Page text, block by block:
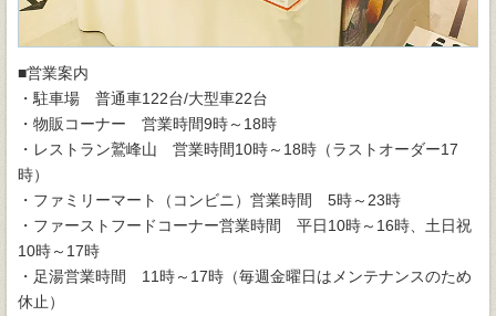
■営業案内
・駐車場 普通車122台/大型車22台
・物販コーナー 営業時間9時～18時
・レストラン鷲峰山 営業時間10時～18時（ラストオーダー17
時）
・ファミリーマート（コンビニ）営業時間 5時～23時
・ファーストフードコーナー営業時間 平日10時～16時、土日祝
10時～17時
・足湯営業時間 11時～17時（毎週金曜日はメンテナンスのため
休止）